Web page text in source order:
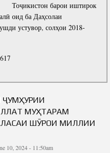
Тоҷикистон барои иштирок
оид ба Даҳсолаи
устувор, солҳои 2018-
ТОҶИКИСТОН, ПЕШВОИ МИЛЛАТ
ҶУМҲУРИИ
МУҲТАРАМ
ШӮРОИ МИЛЛИИ
10, 2024 - 11:50am